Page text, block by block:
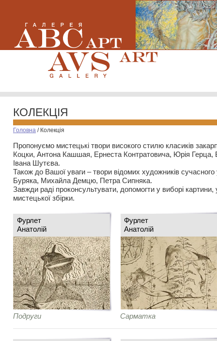
КОЛЕКЦІЯ
Головна / Колекція
Пропонуємо мистецькі твори високого стилю класиків
Коцки, Антона Кашшая, Ернеста Контратовича, Юрія
Івана Шутєва.
Також до Вашої уваги – твори відомих художників
Буряка, Михайла Демцю, Петра Сипняка.
Завжди раді проконсультувати, допомогти у виборі картини,
мистецької збірки.
Фурлет
Анатолій
Подруги
Фурлет
Анатолій
Сарматка